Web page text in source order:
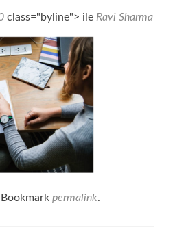
class="byline"> ile Ravi Sharma
Bookmark permalink.